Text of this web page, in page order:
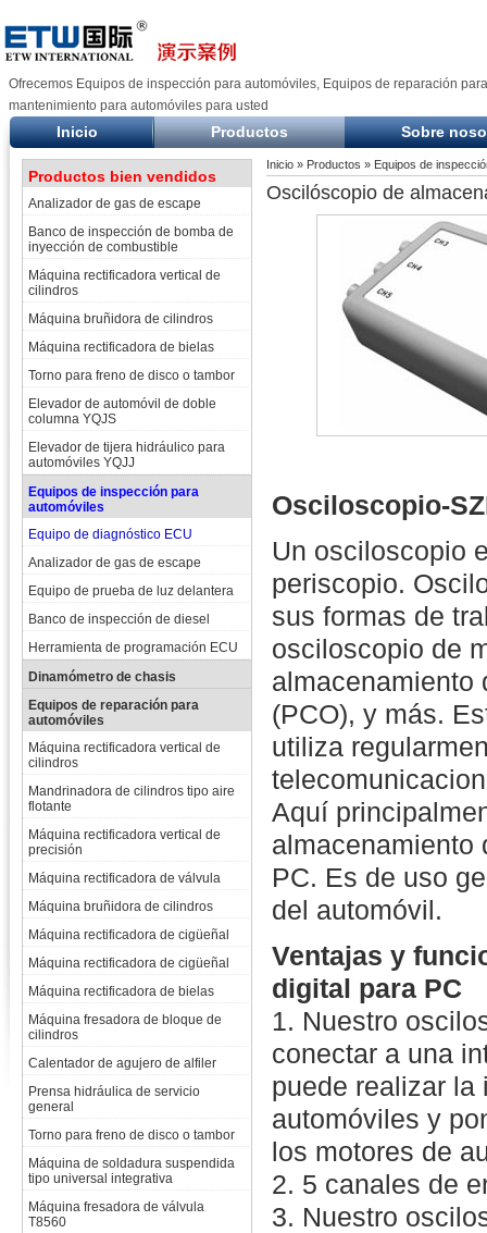
Ofrecemos Equipos de inspección para automóviles, Equipos de reparación
mantenimiento para automóviles para usted
Inicio Productos Sobre
Productos bien vendidos
Analizador de gas de escape
Banco de inspección de bomba de
inyección de combustible
Máquina rectificadora vertical de
cilindros
Máquina bruñidora de cilindros
Máquina rectificadora de bielas
Torno para freno de disco o tambor
Elevador de automóvil de doble
columna YQJS
Elevador de tijera hidráulico para
automóviles YQJJ
Equipos de inspección para
automóviles
Equipo de diagnóstico ECU
Analizador de gas de escape
Equipo de prueba de luz delantera
Banco de inspección de diesel
Herramienta de programación ECU
Dinamómetro de chasis
Equipos de reparación para
automóviles
Máquina rectificadora vertical de
cilindros
Mandrinadora de cilindros tipo aire
flotante
Máquina rectificadora vertical de
precisión
Máquina rectificadora de válvula
Máquina bruñidora de cilindros
Máquina rectificadora de cigüeñal
Máquina rectificadora de cigüeñal
Máquina rectificadora de bielas
Máquina fresadora de bloque de
cilindros
Calentador de agujero de alfiler
Prensa hidráulica de servicio
general
Torno para freno de disco o tambor
Máquina de soldadura suspendida
tipo universal integrativa
Máquina fresadora de válvula
T8560
Inicio » Productos » Equipos de
Oscilóscopio de
Osciloscopio-
Un osciloscopio
periscopio.
sus formas de
osciloscopio de
almacenamiento
(PCO), y más.
utiliza
Aquí
almacenamiento
PC. Es de uso
del automóvil.
Ventajas y
digital para PC
1. Nuestro
conectar a una
puede realizar
automóviles y
los motores de
2. 5 canales de
3. Nuestro